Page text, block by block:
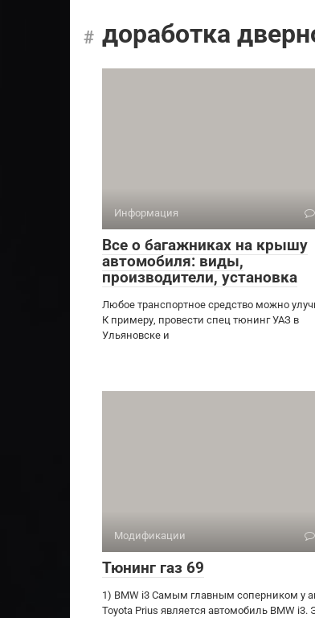
доработка
Информация
Все о багажниках на крышу
автомобиля: виды,
производители, установка
Любое транспортное средство можно
К примеру, провести спец тюнинг УАЗ в
Ульяновске и
Модификации
Тюнинг газ 69
1) BMW i3 Самым главным соперником у
Toyota Prius является автомобиль BMW i3.